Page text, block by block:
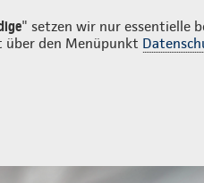
" setzen wir nur essentielle
über den Menüpunkt
Login Kontakt